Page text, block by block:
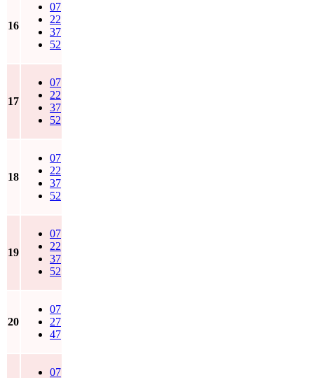
16
07
22
37
52
17
07
22
37
52
18
07
22
37
52
19
07
22
37
52
20
07
27
47
07